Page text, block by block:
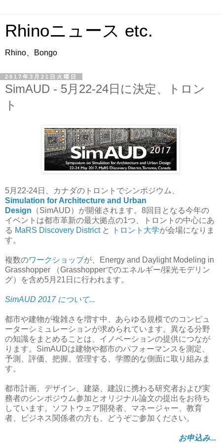
Rhinoニュース etc.
Rhino、Bongo
2017年3月21日火曜日
SimAUD - 5月22-24日に決定、トロン
ト
5月22-24日、カナダのトロントでシンポジウム、
Simulation for Architecture and Urban
Design （SimAUD）が開催されます。 8回目となる今年の
イベントは都市革新の最大拠点の1つ、トロントの中心にあ
る MaRS Discovery Districtと トロント大学が会場になりま
す。
複数のワークショップが、Energy and Daylight Modeling in
Grasshopper （Grasshopperでのエネルギー/採光モデリン
グ）を含め5月21日に行われます。
SimAUD 2017 について...
都市や建物が複雑さを増す中、あらゆる規模でのコンピュ
ーターシミュレーションが求められています。異なる分野
の知識をまとめることは、イノベーションの提供につなが
ります。SimAUDは建物や都市のパフォーマンスを測定、
予測、評価、把握、管理する、学際的な側面に取り組みま
す。
都市計画、デザイン、建築、建設に携わる研究者および実
務者のシンポジウム参加とオリジナル論文の提出をお待ち
しています。ソフトウェア開発者、マネージャー、教育
者、ビジネス関係者の方も、どうぞご参加ください。
お申込み...